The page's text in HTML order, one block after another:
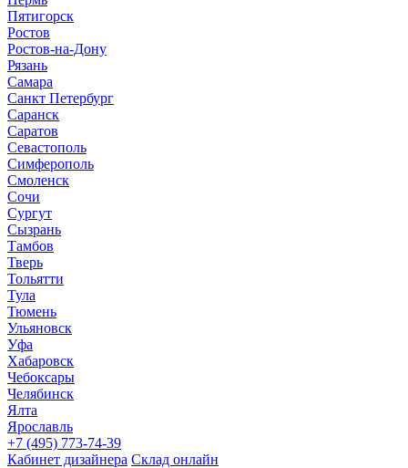
Пятигорск
Ростов
Ростов-на-Дону
Рязань
Самара
Санкт Петербург
Саранск
Саратов
Севастополь
Симферополь
Смоленск
Сочи
Сургут
Сызрань
Тамбов
Тверь
Тольятти
Тула
Тюмень
Ульяновск
Уфа
Хабаровск
Чебоксары
Челябинск
Ялта
Ярославль
+7 (495) 773-74-39
Кабинет дизайнера Склад онлайн